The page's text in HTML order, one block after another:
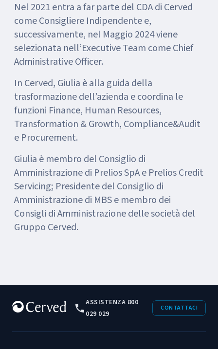
Nel 2021 entra a far parte del CDA di Cerved
come Consigliere Indipendente e,
successivamente, nel Maggio 2024 viene
selezionata nell’Executive Team come Chief
Administrative Officer.
In Cerved, Giulia è alla guida della
trasformazione dell’azienda e coordina le
funzioni Finance, Human Resources,
Transformation & Growth, Compliance&Audit
e Procurement.
Giulia è membro del Consiglio di
Amministrazione di Prelios SpA e Prelios Credit
Servicing; Presidente del Consiglio di
Amministrazione di MBS e membro dei
Consigli di Amministrazione delle società del
Gruppo Cerved.
ASSISTENZA 800
029 029
CONTATTACI